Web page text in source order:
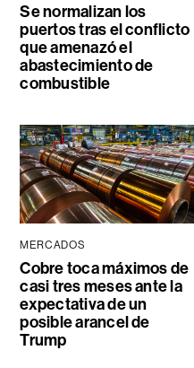
Se normalizan los
puertos tras el conflicto
que amenazó el
abastecimiento de
combustible
MERCADOS
Cobre toca máximos de
casi tres meses ante la
expectativa de un
posible arancel de
Trump